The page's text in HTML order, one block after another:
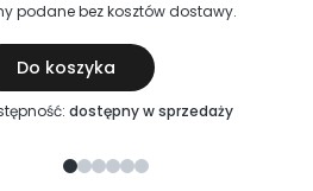
podane bez kosztów dostawy.
Do koszyka
dostępny w sprzedaży